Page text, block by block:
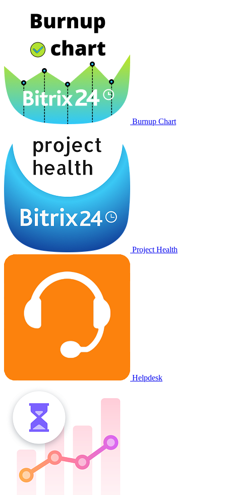
Burnup Chart
Project Health
Helpdesk